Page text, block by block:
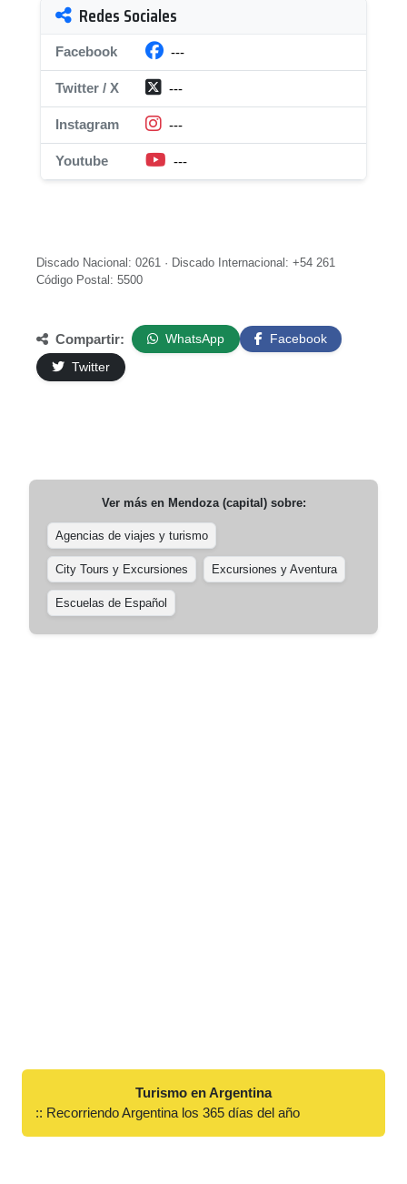
Redes Sociales
Facebook ---
Twitter / X ---
Instagram ---
Youtube ---
Discado Nacional: 0261 · Discado Internacional: +54 261
Código Postal: 5500
Compartir: WhatsApp
Facebook
Twitter
Ver más en Mendoza (capital)sobre:
Agencias de viajes y turismo
City Tours y Excursiones Excursiones y Aventura
Escuelas de Español
Turismo en Argentina
:: Recorriendo Argentina los 365 días del año